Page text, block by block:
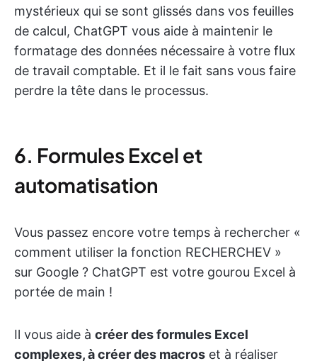
mystérieux qui se sont glissés dans vos feuilles
de calcul, ChatGPT vous aide à maintenir le
formatage des données nécessaire à votre flux
de travail comptable. Et il le fait sans vous faire
perdre la tête dans le processus.
6. Formules Excel et
automatisation
Vous passez encore votre temps à rechercher «
comment utiliser la fonction RECHERCHEV »
sur Google ? ChatGPT est votre gourou Excel à
portée de main !
Il vous aide à créer des formules Excel
complexes, à créer des macros et à réaliser